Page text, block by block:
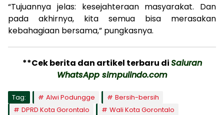
“Tujuannya jelas: kesejahteraan masyarakat. Dan
pada akhirnya, kita semua bisa merasakan
kebahagiaan bersama,” pungkasnya.
**Cek berita dan artikel terbaru diSaluran
WhatsApp simpulindo.com
Tag: Alwi Podungge
Bersih-bersih
DPRD Kota Gorontalo
Wali Kota Gorontalo